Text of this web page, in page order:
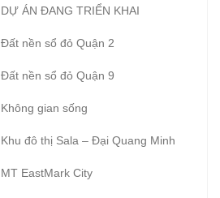
DỰ ÁN ĐANG TRIỂN KHAI
Đất nền sổ đỏ Quận 2
Đất nền sổ đỏ Quận 9
Không gian sống
Khu đô thị Sala – Đại Quang Minh
MT EastMark City